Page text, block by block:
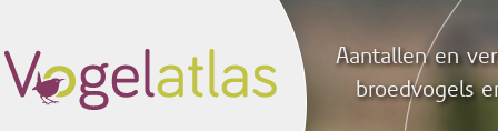
Aantallen en
broedvogels